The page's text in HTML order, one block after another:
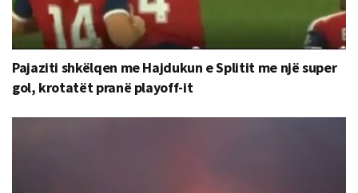
Pajaziti shkëlqen me Hajdukun e Splitit me një super
gol, krotatët pranë playoff-it